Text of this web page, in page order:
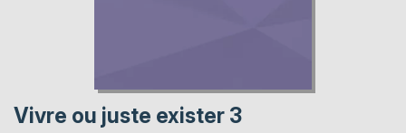
Vivre ou juste exister 3